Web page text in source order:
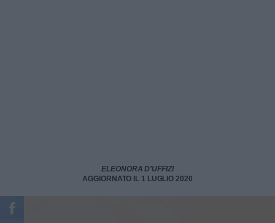
ELEONORA D'UFFIZI
AGGIORNATO IL 1 LUGLIO 2020